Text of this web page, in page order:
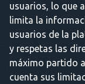
usuarios, lo que
limita la
usuarios de la
y respetas las
máximo partido
cuenta sus